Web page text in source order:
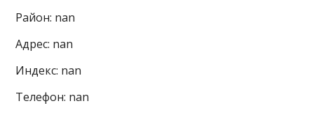
Район: nan
Адрес: nan
Индекс: nan
Телефон: nan